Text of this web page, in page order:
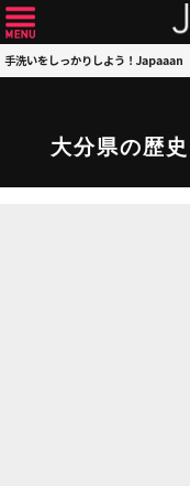
手洗いをしっかりしよう！Japaaan
大分県の歴